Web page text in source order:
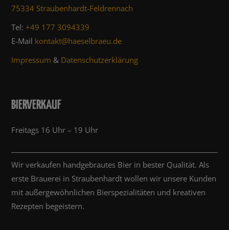
75334 Straubenhardt-Feldrennach
Tel:+49 177 3094339
E-Mail kontakt@haeselbraeu.de
Impressum & Datenschutzerklärung
BIERVERKAUF
Freitags 16 Uhr – 19 Uhr
Wir verkaufen handgebrautes Bier in bester Qualität. Als
erste Brauerei in Straubenhardt wollen wir unsere Kunden
mit außergewöhnlichen Bierspezialitäten und kreativen
Rezepten begeistern.